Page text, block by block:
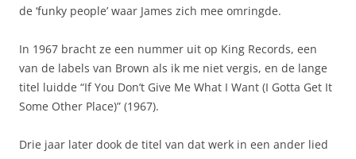
de ‘funky people’ waar James zich mee omringde.
In 1967 bracht ze een nummer uit op King Records, een
van de labels van Brown als ik me niet vergis, en de lange
titel luidde “If You Don’t Give Me What I Want (I Gotta Get It
Some Other Place)” (1967).
Drie jaar later dook de titel van dat werk in een ander lied